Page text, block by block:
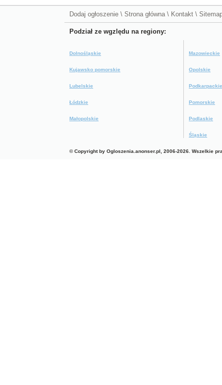
Dodaj ogłoszenie \ Strona główna \ Kontakt \
Podział ze wgzlędu na regiony:
Dolnośląskie
Kujawsko pomorskie
Lubelskie
Łódzkie
Małopolskie
Mazowieckie
Opolskie
Podkarpackie
Pomorskie
Podlaskie
Śląskie
© Copyright by Ogloszenia.anonser.pl, 2006-2026. Wszelkie